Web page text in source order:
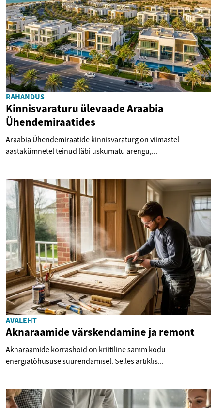
RAHANDUS
Kinnisvaraturu ülevaade Araabia
Ühendemiraatides
Araabia Ühendemiraatide kinnisvaraturg on viimastel
aastakümnetel teinud läbi uskumatu arengu,...
AVALEHT
Aknaraamide värskendamine ja remont
Aknaraamide korrashoid on kriitiline samm kodu
energiatõhususe suurendamisel. Selles artiklis...